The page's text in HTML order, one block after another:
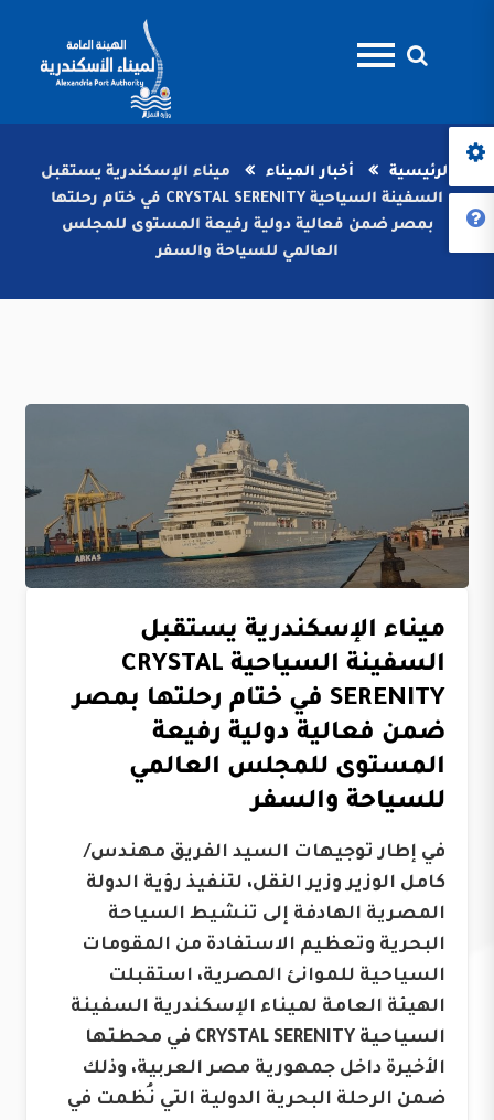
الرئيسية أخبار الميناء
ميناء الإسكندرية يستقبل
السفينة السياحية CRYSTAL SERENITY في ختام رحلتها
بمصر ضمن فعالية دولية رفيعة المستوى للمجلس
العالمي للسياحة والسفر
ميناء الإسكندرية يستقبل
السفينة السياحية CRYSTAL
SERENITY في ختام رحلتها بمصر
ضمن فعالية دولية رفيعة
المستوى للمجلس العالمي
للسياحة والسفر
في إطار توجيهات السيد الفريق مهندس/
كامل الوزير وزير النقل، لتنفيذ رؤية الدولة
المصرية الهادفة إلى تنشيط السياحة
البحرية وتعظيم الاستفادة من المقومات
السياحية للموانئ المصرية، استقبلت
الهيئة العامة لميناء الإسكندرية السفينة
السياحية CRYSTAL SERENITY في محطتها
الأخيرة داخل جمهورية مصر العربية، وذلك
ضمن الرحلة البحرية الدولية التي نُظمت في